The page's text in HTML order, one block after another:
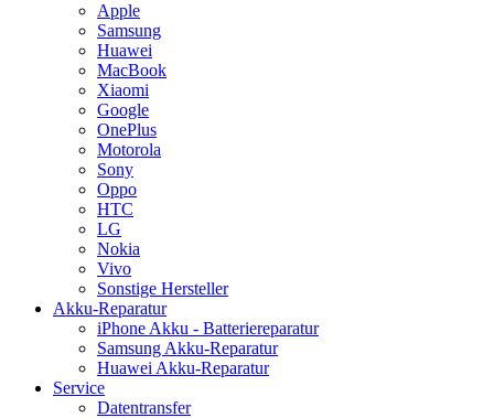
Apple
Samsung
Huawei
MacBook
Xiaomi
Google
OnePlus
Motorola
Sony
Oppo
HTC
LG
Nokia
Vivo
Sonstige Hersteller
Akku-Reparatur
iPhone Akku - Batteriereparatur
Samsung Akku-Reparatur
Huawei Akku-Reparatur
Service
Datentransfer